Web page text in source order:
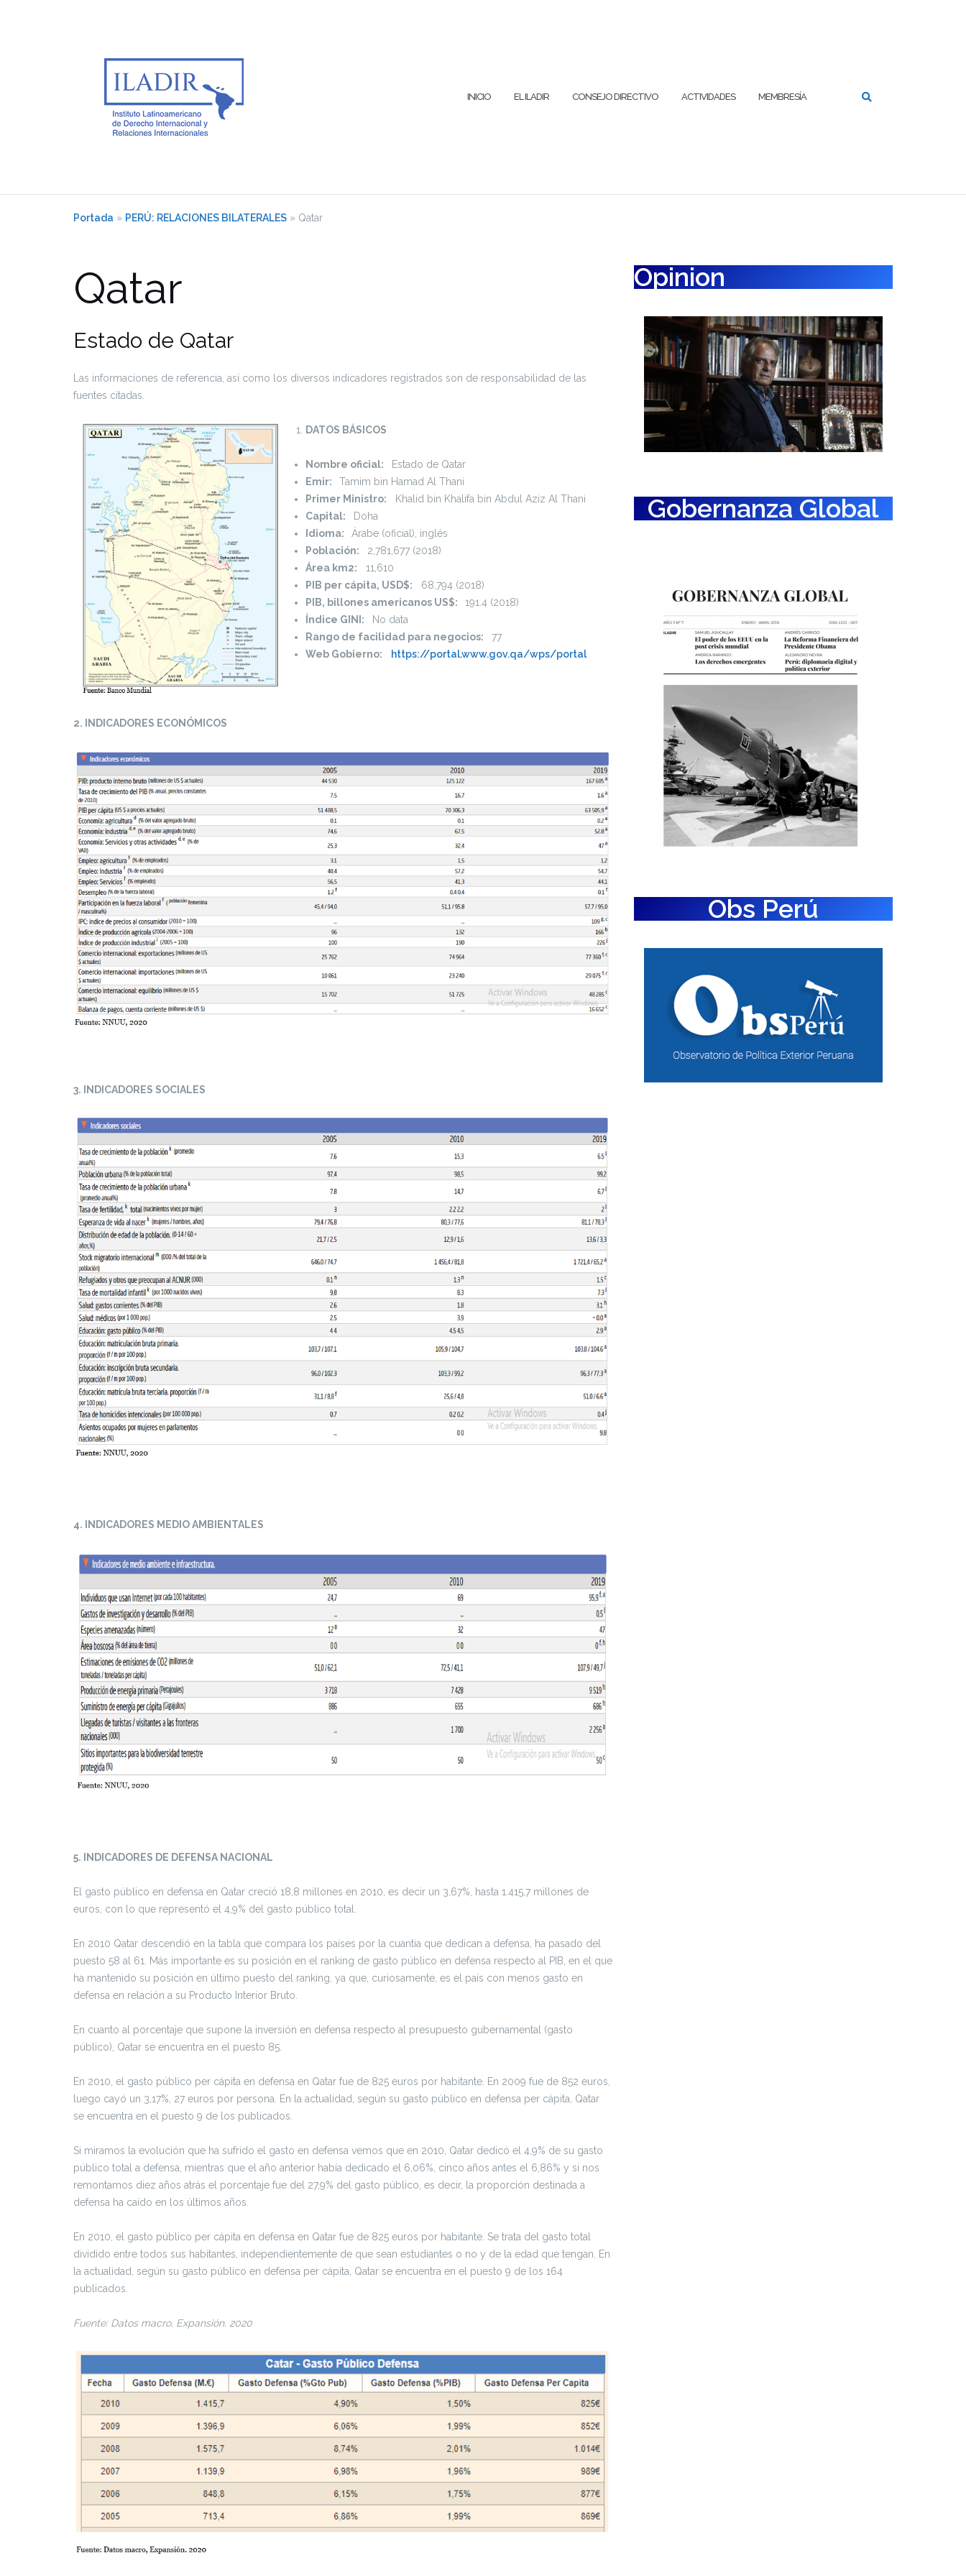
INICIO EL ILADIR CONSEJO DIRECTIVO ACTIVIDADES MEMBRESÍA
Portada » PERÚ: RELACIONES BILATERALES » Qatar
Qatar
Estado de Qatar
Las informaciones de referencia, así como los diversos indicadores registrados son de responsabilidad de las
fuentes citadas.
DATOS BÁSICOS
Nombre oficial:
Estado de Qatar
Emir:
Tamim bin Hamad Al Thani
Primer Ministro: Khalid bin Khalifa bin Abdul Aziz Al Thani
Capital:
Doha
Idioma:
Árabe (oficial), inglés
Población:
2,781,677 (2018)
Área km2: 11,610
PIB per cápita, USD$: 68,794 (2018)
PIB, billones americanos US$:
191.4 (2018)
Índice GINI:
No data
Rango de facilidad para negocios:
77
Web Gobierno:
https://portal.www.gov.qa/wps/portal
2. INDICADORES ECONÓMICOS
3. INDICADORES SOCIALES
4. INDICADORES MEDIO AMBIENTALES
5. INDICADORES DE DEFENSA NACIONAL
El gasto público en defensa en Qatar creció 18,8 millones en 2010, es decir un 3,67%, hasta 1.415,7 millones de
euros, con lo que representó el 4,9% del gasto público total.
En 2010 Qatar descendió en la tabla que compara los países por la cuantía que dedican a defensa, ha pasado del
puesto 58 al 61. Más importante es su posición en el ranking de gasto público en defensa respecto al PIB, en el que
ha mantenido su posición en último puesto del ranking, ya que, curiosamente, es el país con menos gasto en
defensa en relación a su Producto Interior Bruto.
En cuanto al porcentaje que supone la inversión en defensa respecto al presupuesto gubernamental (gasto
público), Qatar se encuentra en el puesto 85.
En 2010, el gasto público per cápita en defensa en Qatar fue de 825 euros por habitante. En 2009 fue de 852 euros,
luego cayó un 3,17%, 27 euros por persona. En la actualidad, según su gasto público en defensa per cápita, Qatar
se encuentra en el puesto 9 de los publicados.
Si miramos la evolución que ha sufrido el gasto en defensa vemos que en 2010, Qatar dedicó el 4,9% de su gasto
público total a defensa, mientras que el año anterior había dedicado el 6,06%, cinco años antes el 6,86% y si nos
remontamos diez años atrás el porcentaje fue del 27,9% del gasto público, es decir, la proporción destinada a
defensa ha caído en los últimos años.
En 2010, el gasto público per cápita en defensa en Qatar fue de 825 euros por habitante. Se trata del gasto total
dividido entre todos sus habitantes, independientemente de que sean estudiantes o no y de la edad que tengan. En
la actualidad, según su gasto público en defensa per cápita, Qatar se encuentra en el puesto 9 de los 164
publicados.
Fuente: Datos macro, Expansión. 2020
Opinion
Gobernanza Global
Obs Perú